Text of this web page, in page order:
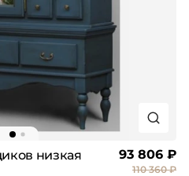
низкая 93 806 ₽
110 360 ₽